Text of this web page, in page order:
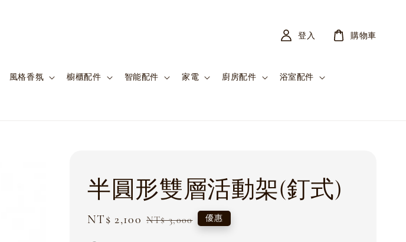
風格香氛 櫥櫃配件 智能配件 家電 廚房配件 浴室配件
登入 購物車
半圓形雙層活動架(釘式)
Sale
NT$ 2,100 Regular
NT$ 3,000 優惠